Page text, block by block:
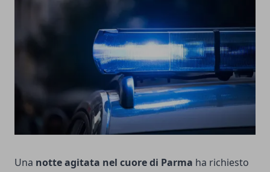
Una notte agitata nel cuore di Parma ha richiesto